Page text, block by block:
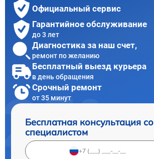
Официальный сервис
Гарантийное обслуживание
до 3 лет
Диагностика за наш счет,
ремонт по желанию
Бесплатный выезд курьера
в день обращения
Срочный ремонт
от 35 минут
Бесплатная консультация со
специалистом